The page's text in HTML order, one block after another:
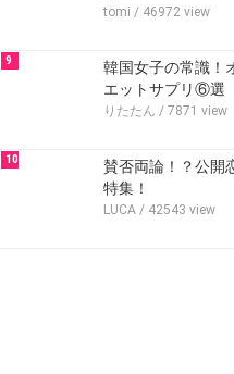
tomi / 46972 view
9
韓国女子の常識！
エットサプリ⑥選
りたたん / 7871 view
10
賛否両論！？公開
特集！
LUCA / 42543 view